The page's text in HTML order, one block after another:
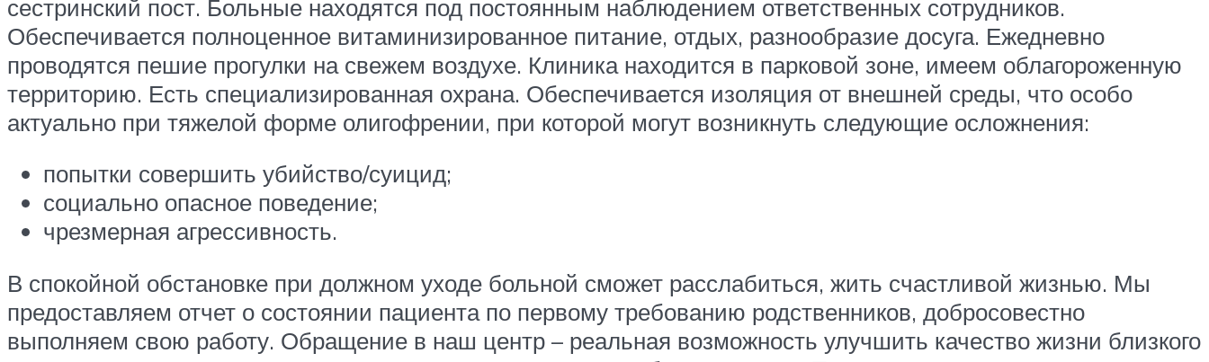
сестринский пост. Больные находятся под постоянным наблюдением ответственных сотрудников.
Обеспечивается полноценное витаминизированное питание, отдых, разнообразие досуга. Ежедневно
проводятся пешие прогулки на свежем воздухе. Клиника находится в парковой зоне, имеем облагороженную
территорию. Есть специализированная охрана. Обеспечивается изоляция от внешней среды, что особо
актуально при тяжелой форме олигофрении, при которой могут возникнуть следующие осложнения:
попытки совершить убийство/суицид;
социально опасное поведение;
чрезмерная агрессивность.
В спокойной обстановке при должном уходе больной сможет расслабиться, жить счастливой жизнью. Мы
предоставляем отчет о состоянии пациента по первому требованию родственников, добросовестно
выполняем свою работу. Обращение в наш центр – реальная возможность улучшить качество жизни близкого